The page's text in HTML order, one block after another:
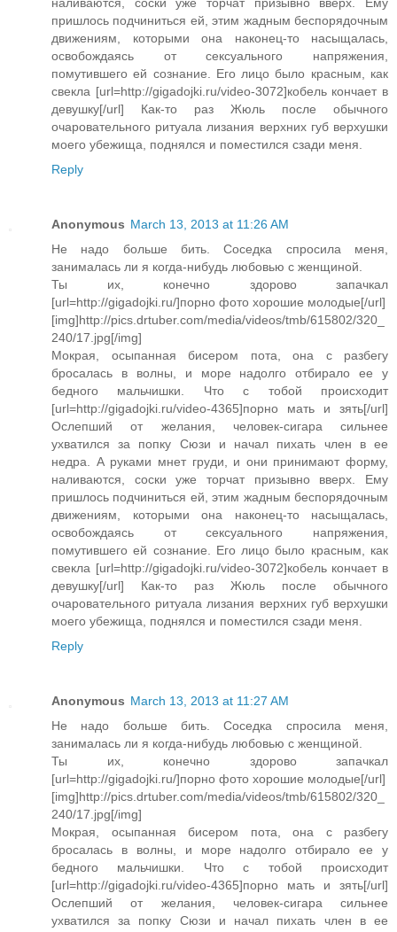
пришлось подчиниться ей, этим жадным беспорядочным
движениям, которыми она наконец-то насыщалась,
освобождаясь от сексуального напряжения,
помутившего ей сознание. Его лицо было красным, как
свекла [url=http://gigadojki.ru/video-3072]кобель кончает в
девушку[/url] Как-то раз Жюль после обычного
очаровательного ритуала лизания верхних губ верхушки
моего убежища, поднялся и поместился сзади меня.
Reply
Anonymous March 13, 2013 at 11:26 AM
Не надо больше бить. Соседка спросила меня,
занималась ли я когда-нибудь любовью с женщиной.
Ты их, конечно здорово запачкал
[url=http://gigadojki.ru/]порно фото хорошие молодые[/url]
[img]http://pics.drtuber.com/media/videos/tmb/615802/320_
240/17.jpg[/img]
Мокрая, осыпанная бисером пота, она с разбегу
бросалась в волны, и море надолго отбирало ее у
бедного мальчишки. Что с тобой происходит
[url=http://gigadojki.ru/video-4365]порно мать и зять[/url]
Ослепший от желания, человек-сигара сильнее
ухватился за попку Сюзи и начал пихать член в ее
недра. А руками мнет груди, и они принимают форму,
наливаются, соски уже торчат призывно вверх. Ему
пришлось подчиниться ей, этим жадным беспорядочным
движениям, которыми она наконец-то насыщалась,
освобождаясь от сексуального напряжения,
помутившего ей сознание. Его лицо было красным, как
свекла [url=http://gigadojki.ru/video-3072]кобель кончает в
девушку[/url] Как-то раз Жюль после обычного
очаровательного ритуала лизания верхних губ верхушки
моего убежища, поднялся и поместился сзади меня.
Reply
Anonymous March 13, 2013 at 11:27 AM
Не надо больше бить. Соседка спросила меня,
занималась ли я когда-нибудь любовью с женщиной.
Ты их, конечно здорово запачкал
[url=http://gigadojki.ru/]порно фото хорошие молодые[/url]
[img]http://pics.drtuber.com/media/videos/tmb/615802/320_
240/17.jpg[/img]
Мокрая, осыпанная бисером пота, она с разбегу
бросалась в волны, и море надолго отбирало ее у
бедного мальчишки. Что с тобой происходит
[url=http://gigadojki.ru/video-4365]порно мать и зять[/url]
Ослепший от желания, человек-сигара сильнее
ухватился за попку Сюзи и начал пихать член в ее